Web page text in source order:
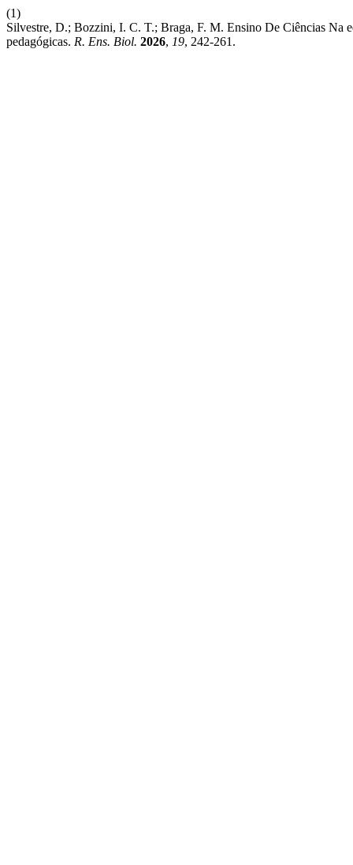
(1)
Silvestre, D.; Bozzini, I. C. T.; Braga, F. M. Ensino De Ciências Na
pedagógicas. R. Ens. Biol. 2026, 19, 242-261.